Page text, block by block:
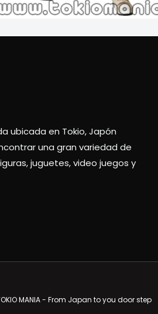
ubicada en Tokio, Japón
una gran variedad de
juguetes, video juegos y
MANIA - From Japan to you door step